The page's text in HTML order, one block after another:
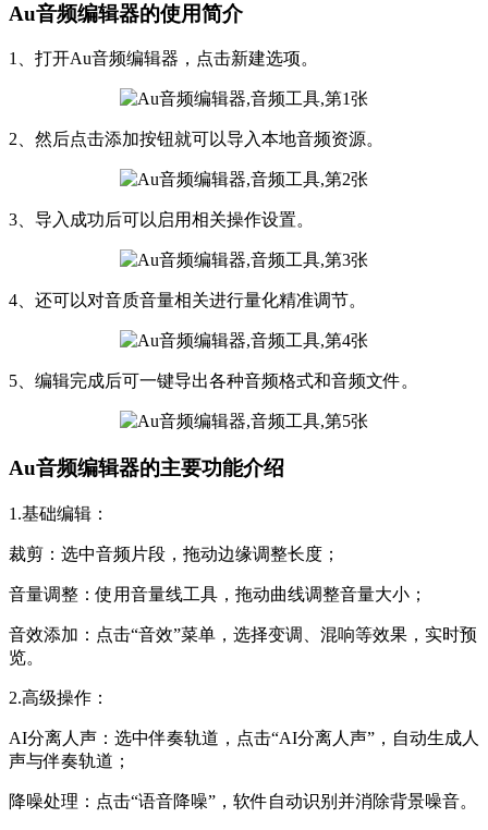
Au音频编辑器的使用简介
1、打开Au音频编辑器，点击新建选项。
2、然后点击添加按钮就可以导入本地音频资源。
3、导入成功后可以启用相关操作设置。
4、还可以对音质音量相关进行量化精准调节。
5、编辑完成后可一键导出各种音频格式和音频文件。
Au音频编辑器的主要功能介绍
1.基础编辑：
裁剪：选中音频片段，拖动边缘调整长度；
音量调整：使用音量线工具，拖动曲线调整音量大小；
音效添加：点击“音效”菜单，选择变调、混响等效果，实时预
览。
2.高级操作：
AI分离人声：选中伴奏轨道，点击“AI分离人声”，自动生成人
声与伴奏轨道；
降噪处理：点击“语音降噪”，软件自动识别并消除背景噪音。